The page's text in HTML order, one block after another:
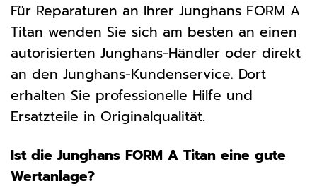
Für Reparaturen an Ihrer Junghans FORM A
Titan wenden Sie sich am besten an einen
autorisierten Junghans-Händler oder direkt
an den Junghans-Kundenservice. Dort
erhalten Sie professionelle Hilfe und
Ersatzteile in Originalqualität.
Ist die Junghans FORM A Titan eine gute
Wertanlage?